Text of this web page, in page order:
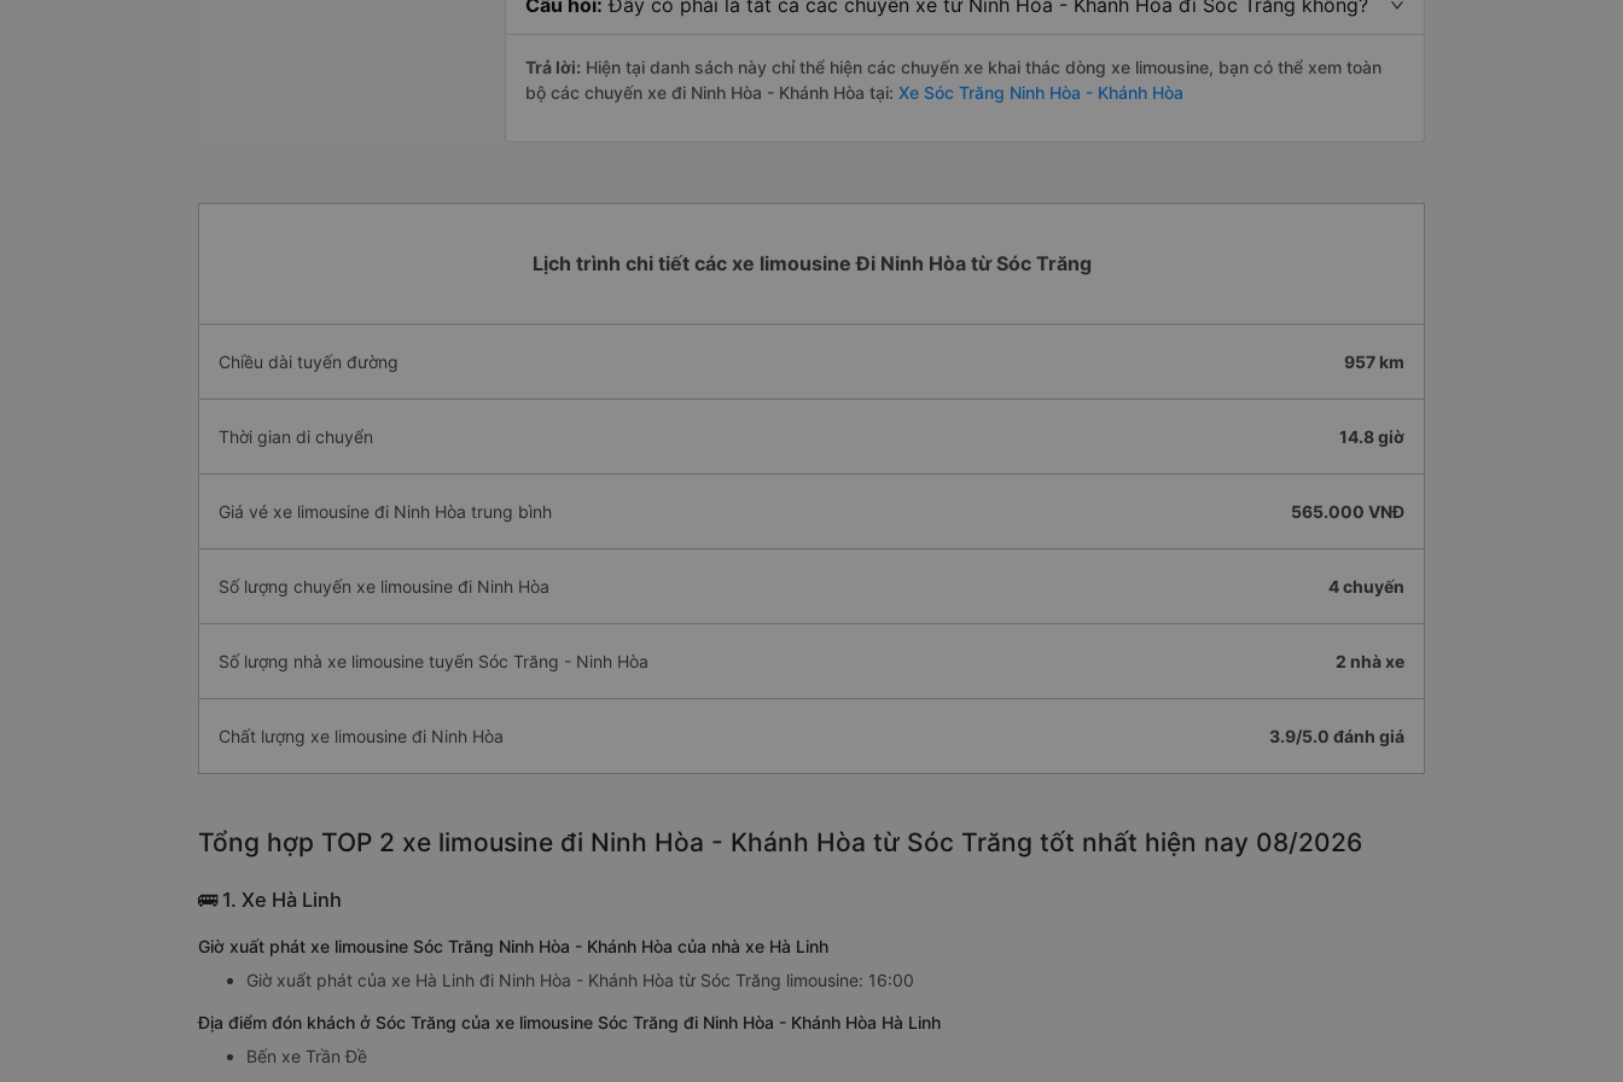
Câu hỏi: Đây có phải là tất cả các chuyến xe từ Ninh Hòa - Khánh Hòa đi Sóc Trăng không?
Trả lời: Hiện tại danh sách này chỉ thể hiện các chuyến xe khai thác dòng xe limousine, bạn có thể xem toàn
bộ các chuyến xe đi Ninh Hòa - Khánh Hòa tại: Xe Sóc Trăng Ninh Hòa - Khánh Hòa
Lịch trình chi tiết các xe limousine Đi Ninh Hòa từ Sóc Trăng
Chiều dài tuyến đường 957 km
Thời gian di chuyển 14.8 giờ
Giá vé xe limousine đi Ninh Hòa trung bình 565.000 VNĐ
Số lượng chuyến xe limousine đi Ninh Hòa 4 chuyến
Số lượng nhà xe limousine tuyến Sóc Trăng - Ninh Hòa 2 nhà xe
Chất lượng xe limousine đi Ninh Hòa 3.9/5.0 đánh giá
Tổng hợp TOP 2 xe limousine đi Ninh Hòa - Khánh Hòa từ Sóc Trăng tốt nhất hiện nay 08/2026
🚌 1. Xe Hà Linh
Giờ xuất phát xe limousine Sóc Trăng Ninh Hòa - Khánh Hòa của nhà xe Hà Linh
Giờ xuất phát của xe Hà Linh đi Ninh Hòa - Khánh Hòa từ Sóc Trăng limousine: 16:00
Địa điểm đón khách ở Sóc Trăng của xe limousine Sóc Trăng đi Ninh Hòa - Khánh Hòa Hà Linh
Bến xe Trần Đề